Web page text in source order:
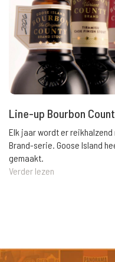
Line-up Bourbon
Elk jaar wordt er
Brand-serie. Goose Island
gemaakt.
Verder lezen